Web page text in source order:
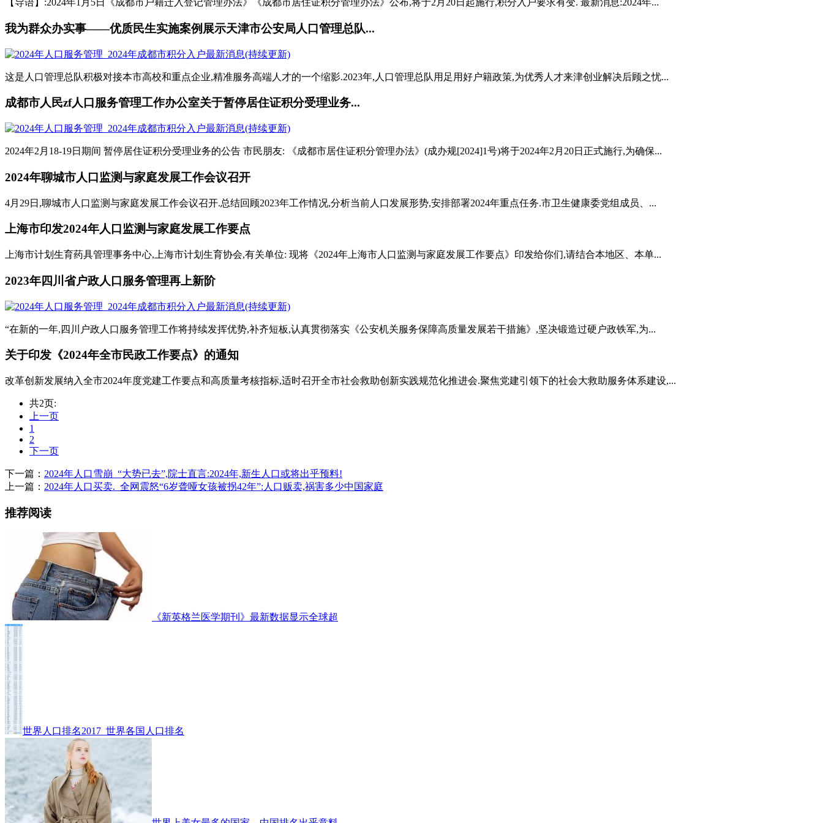
【导语】:2024年1月5日《成都市户籍迁入登记管理办法》《成都市居住证积分管理办法》公布,将于2月20日起施行,积分入户要求有变. 最新消息:2024年...
我为群众办实事——优质民生实施案例展示天津市公安局人口管理总队...
这是人口管理总队积极对接本市高校和重点企业,精准服务高端人才的一个缩影.2023年,人口管理总队用足用好户籍政策,为优秀人才来津创业解决后顾之忧...
成都市人民zf人口服务管理工作办公室关于暂停居住证积分受理业务...
2024年2月18-19日期间 暂停居住证积分受理业务的公告 市民朋友: 《成都市居住证积分管理办法》(成办规[2024]1号)将于2024年2月20日正式施行,为确保...
2024年聊城市人口监测与家庭发展工作会议召开
4月29日,聊城市人口监测与家庭发展工作会议召开.总结回顾2023年工作情况,分析当前人口发展形势,安排部署2024年重点任务.市卫生健康委党组成员、...
上海市印发2024年人口监测与家庭发展工作要点
上海市计划生育药具管理事务中心,上海市计划生育协会,有关单位: 现将《2024年上海市人口监测与家庭发展工作要点》印发给你们,请结合本地区、本单...
2023年四川省户政人口服务管理再上新阶
“在新的一年,四川户政人口服务管理工作将持续发挥优势,补齐短板,认真贯彻落实《公安机关服务保障高质量发展若干措施》,坚决锻造过硬户政铁军,为...
关于印发《2024年全市民政工作要点》的通知
改革创新发展纳入全市2024年度党建工作要点和高质量考核指标,适时召开全市社会救助创新实践规范化推进会.聚焦党建引领下的社会大救助服务体系建设,...
共2页:
上一页
1
2
下一页
下一篇： 2024年人口雪崩_“大势已去”,院士直言:2024年,新生人口或将出乎预料!
上一篇： 2024年人口买卖._全网震怒“6岁聋哑女孩被拐42年”:人口贩卖,祸害多少中国家庭
推荐阅读
《新英格兰医学期刊》最新数据显示全球超
世界人口排名2017_世界各国人口排名